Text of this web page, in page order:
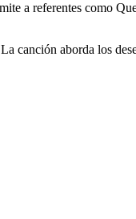
a referentes como
canción aborda los